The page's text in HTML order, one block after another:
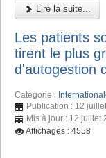
Lire la suite...
Les patients
tirent le plus
d'autogestion
Catégorie :
Publication : 12
Mis à jour : 12 juillet
Affichages : 4558